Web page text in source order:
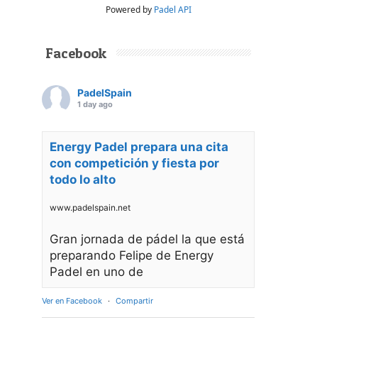
Powered by Padel API
Facebook
PadelSpain
1 day ago
Energy Padel prepara una cita
con competición y fiesta por
todo lo alto
www.padelspain.net
Gran jornada de pádel la que está
preparando Felipe de Energy
Padel en uno de
Ver en Facebook · Compartir